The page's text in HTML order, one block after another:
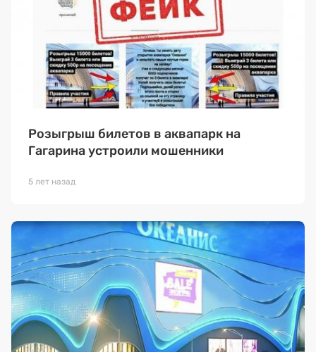
Розыгрыш билетов в аквапарк на
Гагарина устроили мошенники
5 лет назад